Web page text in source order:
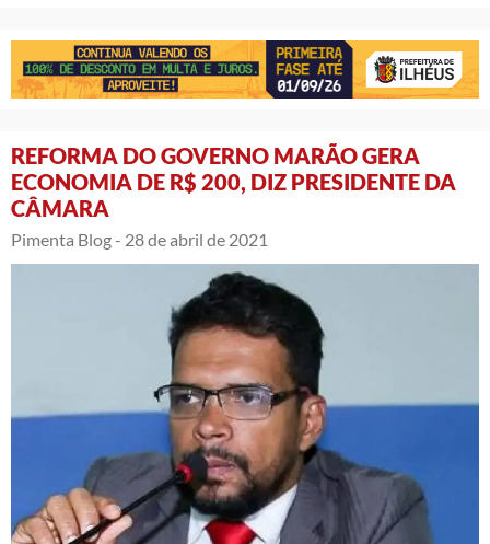
REFORMA DO GOVERNO MARÃO GERA
ECONOMIA DE R$ 200, DIZ PRESIDENTE DA
CÂMARA
Pimenta Blog - 28 de abril de 2021